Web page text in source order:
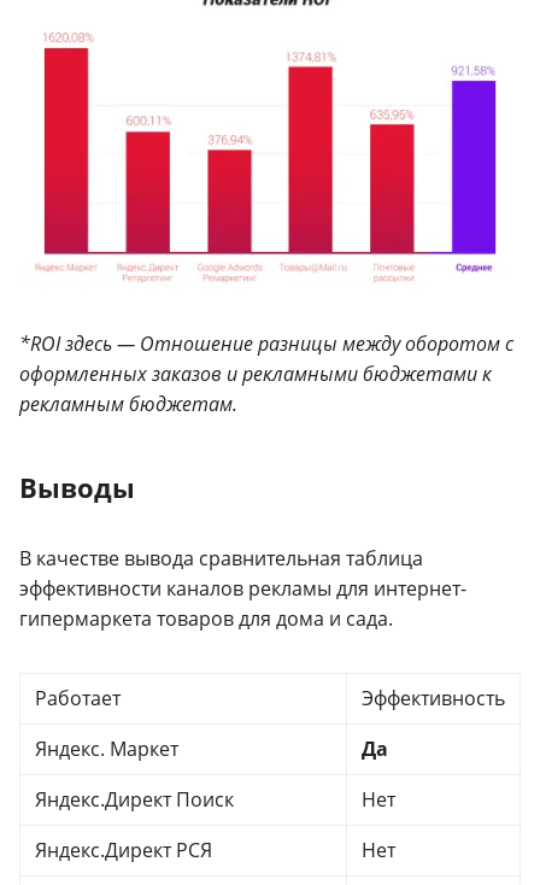
*ROI здесь — Отношение разницы между оборотом с
оформленных заказов и рекламными бюджетами к
рекламным бюджетам.
Выводы
В качестве вывода сравнительная таблица
эффективности каналов рекламы для интернет-
гипермаркета товаров для дома и сада.
Работает
Эффективность
Яндекс. Маркет
Да
Яндекс.Директ Поиск
Нет
Яндекс.Директ РСЯ
Нет